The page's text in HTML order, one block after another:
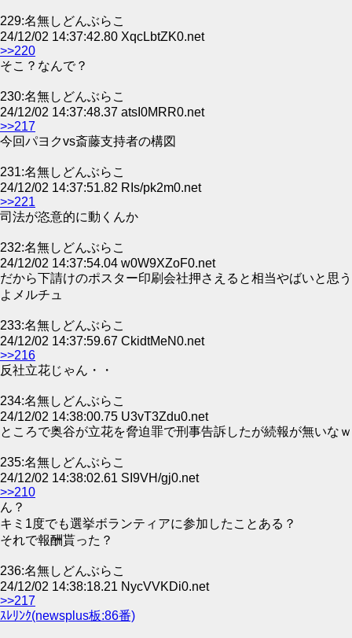
229:名無しどんぶらこ
24/12/02 14:37:42.80 XqcLbtZK0.net
>>220
そこ？なんで？
230:名無しどんぶらこ
24/12/02 14:37:48.37 atsI0MRR0.net
>>217
今回パヨクvs斎藤支持者の構図
231:名無しどんぶらこ
24/12/02 14:37:51.82 RIs/pk2m0.net
>>221
司法が恣意的に動くんか
232:名無しどんぶらこ
24/12/02 14:37:54.04 w0W9XZoF0.net
だから下請けのポスター印刷会社押さえると相当やばいと思う
よメルチュ
233:名無しどんぶらこ
24/12/02 14:37:59.67 CkidtMeN0.net
>>216
反社立花じゃん・・
234:名無しどんぶらこ
24/12/02 14:38:00.75 U3vT3Zdu0.net
ところで奥谷が立花を脅迫罪で刑事告訴したが続報が無いなｗ
235:名無しどんぶらこ
24/12/02 14:38:02.61 SI9VH/gj0.net
>>210
ん？
キミ1度でも選挙ボランティアに参加したことある？
それで報酬貰った？
236:名無しどんぶらこ
24/12/02 14:38:18.21 NycVVKDi0.net
>>217
ｽﾚﾘﾝｸ(newsplus板:86番)